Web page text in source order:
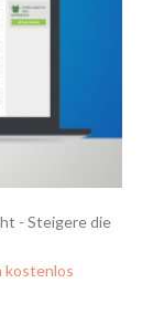
- Steigere die
kostenlos